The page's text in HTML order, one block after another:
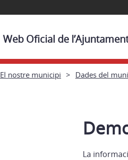
Web Oficial de
El nostre municipi Dades del
La